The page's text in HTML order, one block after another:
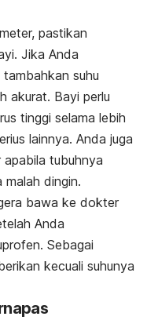
pastikan
Jika Anda
suhu
akurat. Bayi perlu
tinggi selama lebih
lainnya. Anda juga
tubuhnya
dingin.
bawa ke dokter
Anda
Sebagai
kecuali suhunya